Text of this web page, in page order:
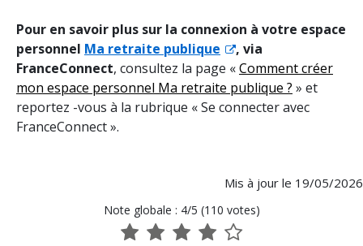
Pour en savoir plus sur la connexion à votre espace
personnel Ma retraite publique
, via
FranceConnect, consultez la page «Comment créer
mon espace personnel Ma retraite publique ? » et
reportez -vous à la rubrique « Se connecter avec
FranceConnect ».
Mis à jour le 19/05/2026
Note globale : 4/5 (110 votes)
1 2 3 4